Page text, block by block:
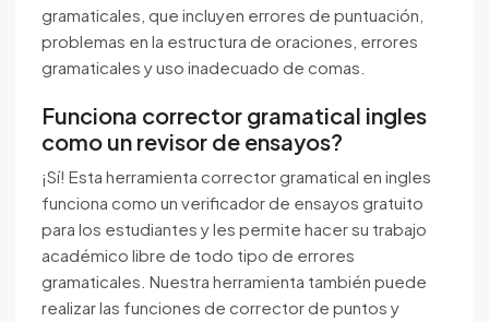
gramaticales, que incluyen errores de puntuación,
problemas en la estructura de oraciones, errores
gramaticales y uso inadecuado de comas.
Funciona corrector gramatical ingles
como un revisor de ensayos?
¡Sí! Esta herramienta corrector gramatical en ingles
funciona como un verificador de ensayos gratuito
para los estudiantes y les permite hacer su trabajo
académico libre de todo tipo de errores
gramaticales. Nuestra herramienta también puede
realizar las funciones de corrector de puntos y